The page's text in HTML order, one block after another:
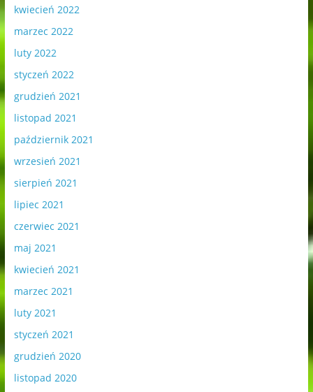
kwiecień 2022
marzec 2022
luty 2022
styczeń 2022
grudzień 2021
listopad 2021
październik 2021
wrzesień 2021
sierpień 2021
lipiec 2021
czerwiec 2021
maj 2021
kwiecień 2021
marzec 2021
luty 2021
styczeń 2021
grudzień 2020
listopad 2020